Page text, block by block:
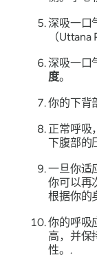
深吸一口
（Uttana
深吸一口
度。
你的下背
正常呼吸
下腹部的
一旦你适
你可以再
根据你的
你的呼吸
高，并保
性。.